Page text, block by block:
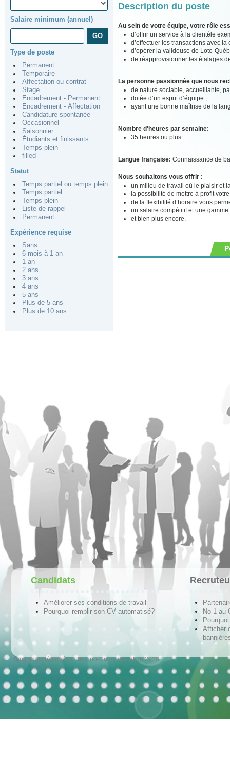
Salaire minimum (annuel)
Type de poste
Permanent
Temporaire
Affectation ou contrat
Stage
Encadrement - Permanent
Encadrement - Affectation
Candidature spontanée
Occasionnel
Saisonnier
Étudiants et finissants
Temps plein
filled
Statut
Temps partiel ou temps plein
Temps partiel
Temps plein
Liste de rappel
Permanent
Expérience requise
Sans
6 mois à 1 an
1 an
2 ans
3 ans
4 ans
5 ans
Plus de 5 ans
Plus de 10 ans
Description du poste
Au sein de votre équipe, votre rôle
d’offrir un service à la clientèle
d’effectuer les transactions avec la
d’opérer la valideuse de Loto-
de réapprovisionner les étalages
La personne passionnée que nous
de nature sociable, accueillante,
dotée d’un esprit d’équipe ;
ayant une bonne maîtrise de la
Nombre d'heures par semaine:
35 heures ou plus
Langue française: Connaissance de
Nous souhaitons vous offrir :
un milieu de travail où le plaisir et
la possibilité de mettre à profit
de la flexibilité d’horaire vous
un salaire compétitif et une gamme
et bien plus encore.
Candidats
Améliorer ses conditions de travail
Pourquoi remplir son CV automatisé?
No 1 au
Afficher
Tous droits réservés © Techno-Communication 2026